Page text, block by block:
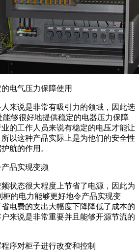
电气压力保障使用
来说是非常有吸引力的领域，因此选
能够很好地提供稳定的电器压力保障
的工作人员来说有稳定的电压才能让
以这种产品实际上是为他们的安全性
航的作用。
品实现变频
状态很大程度上节省了电源，因此为
柜的电力能够更好地令产品实现变
电费的支出大幅度下降降低了成本的
来说是非常重要并且能够开源节流的
序对柜子进行改变和控制